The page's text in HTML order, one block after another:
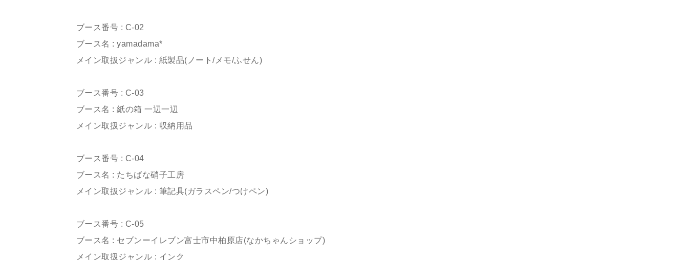
ブース番号 : C-02
ブース名 : yamadama*
メイン取扱ジャンル : 紙製品(ノート/メモ/ふせん)
ブース番号 : C-03
ブース名 : 紙の箱 一辺一辺
メイン取扱ジャンル : 収納用品
ブース番号 : C-04
ブース名 : たちばな硝子工房
メイン取扱ジャンル : 筆記具(ガラスペン/つけペン)
ブース番号 : C-05
ブース名 : セブンーイレブン富士市中柏原店(なかちゃんショップ)
メイン取扱ジャンル : インク